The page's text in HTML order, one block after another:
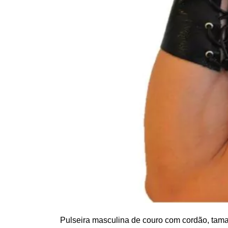
Pulseira masculina de couro com cordão,